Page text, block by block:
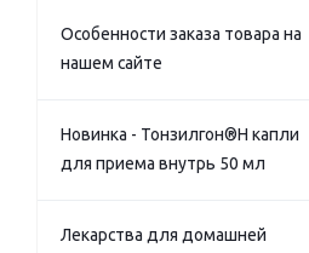
Особенности заказа товара на
нашем сайте
Новинка - Тонзилгон®Н капли
для приема внутрь 50 мл
Лекарства для домашней